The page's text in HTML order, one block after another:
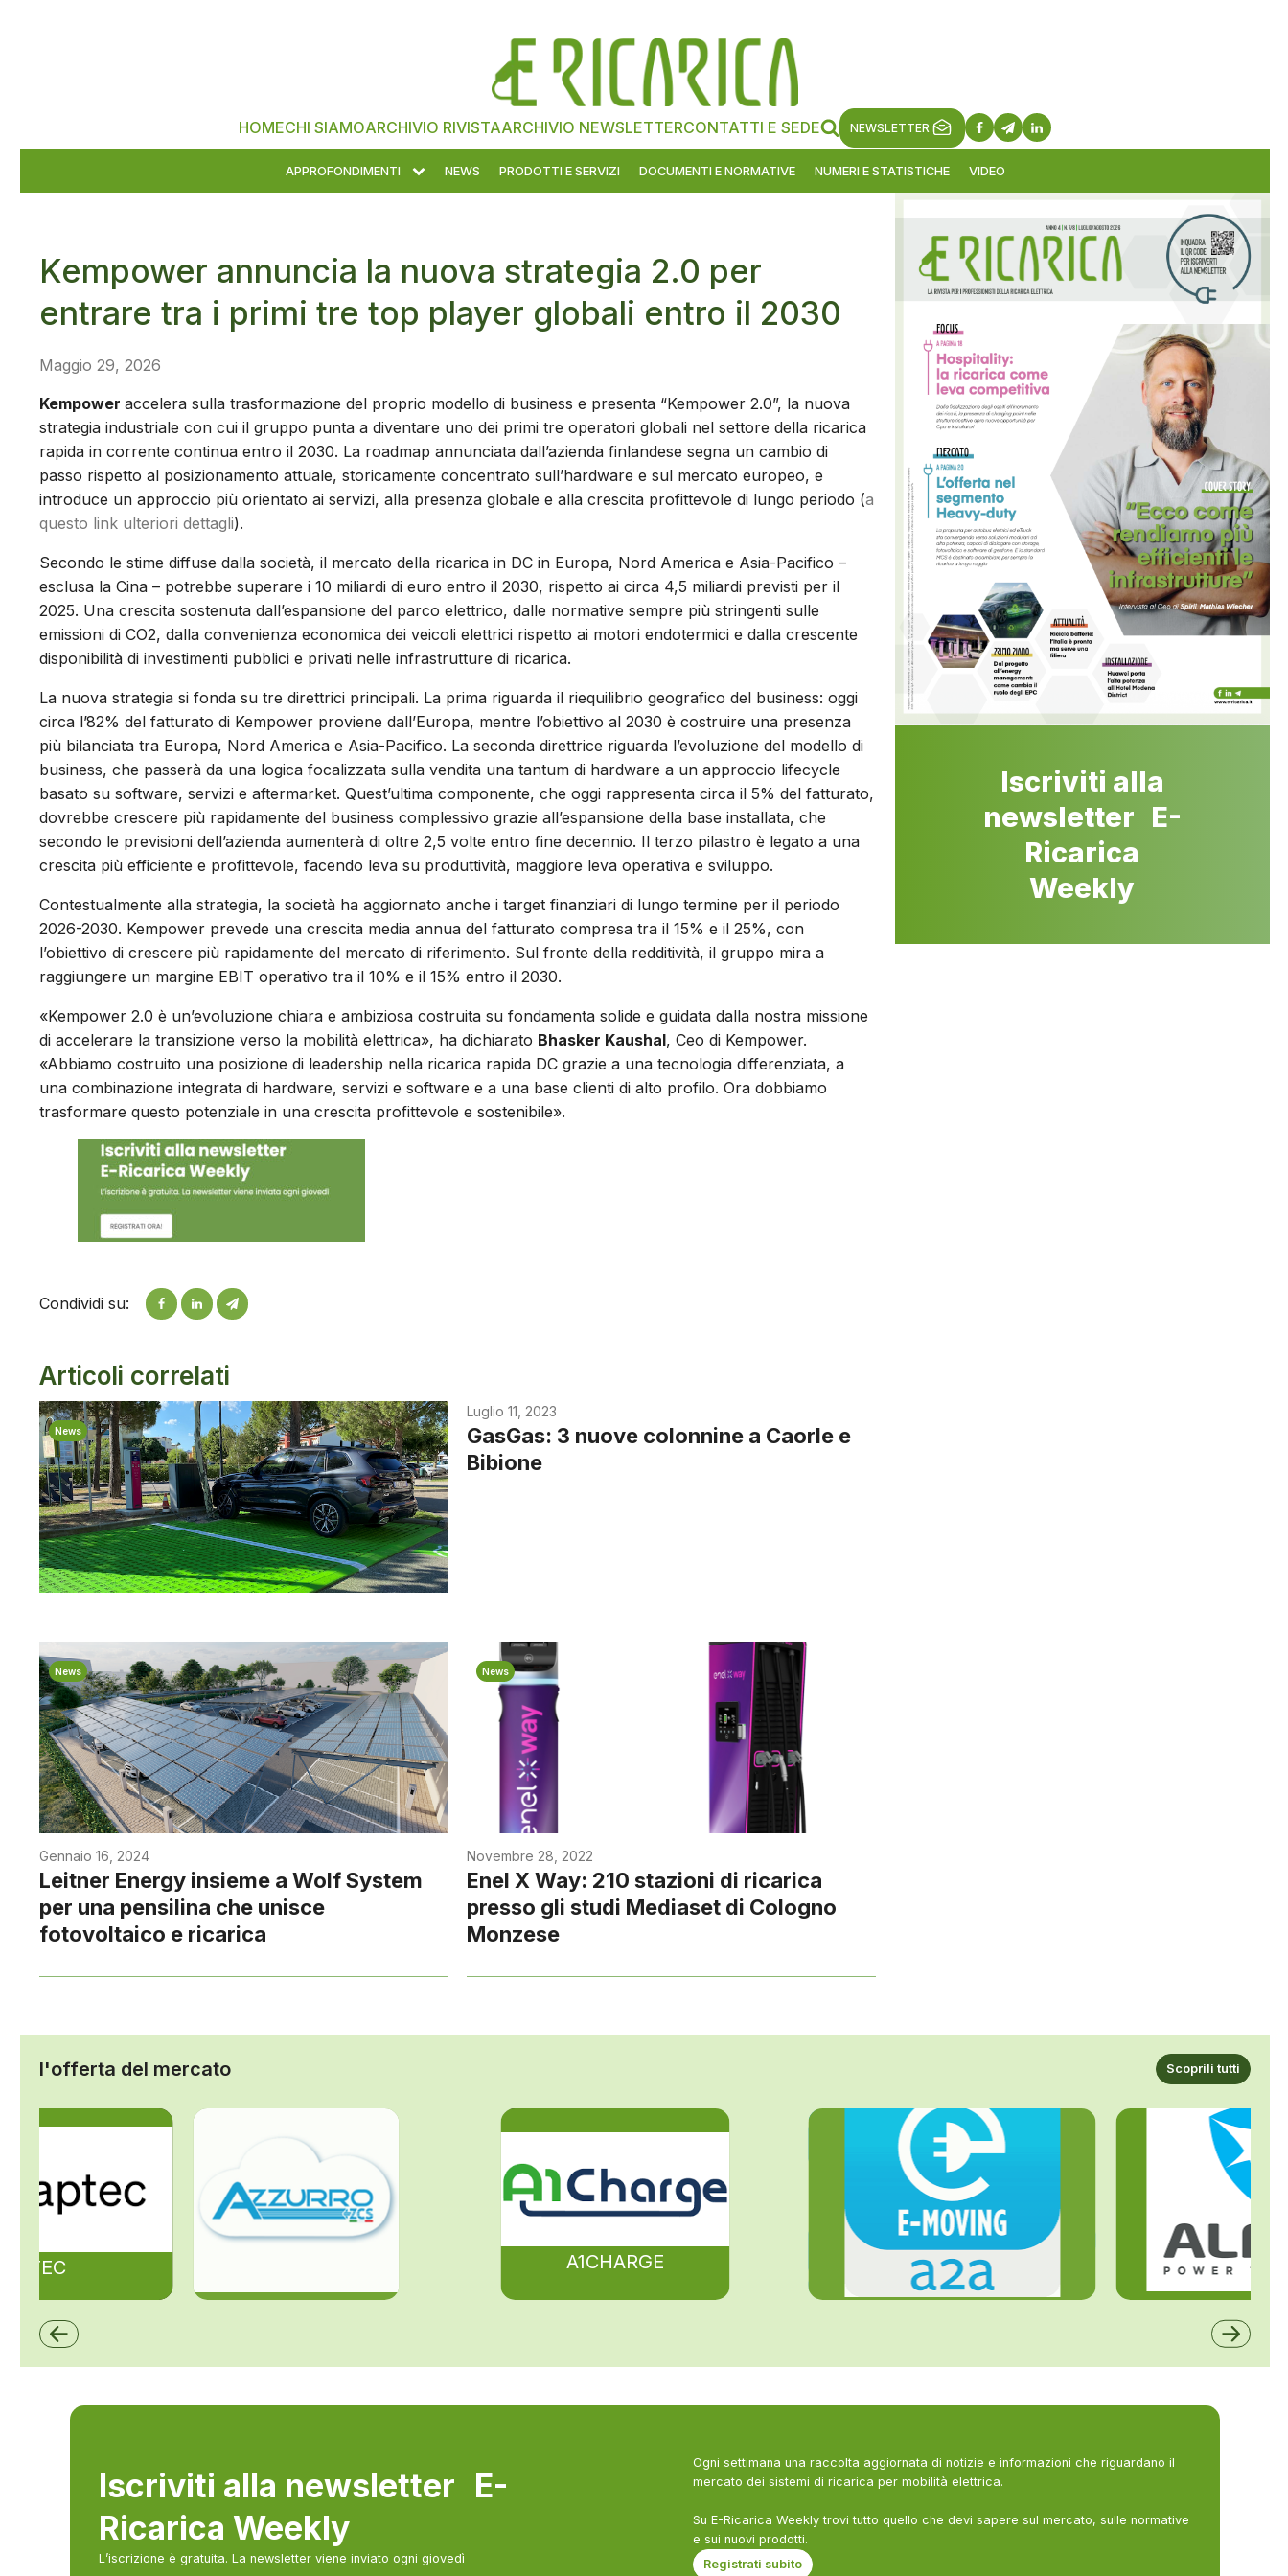
HOMECHI SIAMOARCHIVIO RIVISTAARCHIVIO NEWSLETTERCONTATTI E SEDE NEWSLETTER
APPROFONDIMENTI NEWS PRODOTTI E SERVIZI DOCUMENTI E NORMATIVE NUMERI E STATISTICHE VIDEO
Kempower annuncia la nuova strategia 2.0 per
entrare tra i primi tre top player globali entro il 2030
Maggio 29, 2026
Kempower accelera sulla trasformazione del proprio modello di business e presenta “Kempower 2.0”, la nuova
strategia industriale con cui il gruppo punta a diventare uno dei primi tre operatori globali nel settore della ricarica
rapida in corrente continua entro il 2030. La roadmap annunciata dall’azienda finlandese segna un cambio di
passo rispetto al posizionamento attuale, storicamente concentrato sull’hardware e sul mercato europeo, e
introduce un approccio più orientato ai servizi, alla presenza globale e alla crescita profittevole di lungo periodo (a
questo link ulteriori dettagli).
Secondo le stime diffuse dalla società, il mercato della ricarica in DC in Europa, Nord America e Asia-Pacifico –
esclusa la Cina – potrebbe superare i 10 miliardi di euro entro il 2030, rispetto ai circa 4,5 miliardi previsti per il
2025. Una crescita sostenuta dall’espansione del parco elettrico, dalle normative sempre più stringenti sulle
emissioni di CO2, dalla convenienza economica dei veicoli elettrici rispetto ai motori endotermici e dalla crescente
disponibilità di investimenti pubblici e privati nelle infrastrutture di ricarica.
La nuova strategia si fonda su tre direttrici principali. La prima riguarda il riequilibrio geografico del business: oggi
circa l’82% del fatturato di Kempower proviene dall’Europa, mentre l’obiettivo al 2030 è costruire una presenza
più bilanciata tra Europa, Nord America e Asia-Pacifico. La seconda direttrice riguarda l’evoluzione del modello di
business, che passerà da una logica focalizzata sulla vendita una tantum di hardware a un approccio lifecycle
basato su software, servizi e aftermarket. Quest’ultima componente, che oggi rappresenta circa il 5% del fatturato,
dovrebbe crescere più rapidamente del business complessivo grazie all’espansione della base installata, che
secondo le previsioni dell’azienda aumenterà di oltre 2,5 volte entro fine decennio. Il terzo pilastro è legato a una
crescita più efficiente e profittevole, facendo leva su produttività, maggiore leva operativa e sviluppo.
Contestualmente alla strategia, la società ha aggiornato anche i target finanziari di lungo termine per il periodo
2026-2030. Kempower prevede una crescita media annua del fatturato compresa tra il 15% e il 25%, con
l’obiettivo di crescere più rapidamente del mercato di riferimento. Sul fronte della redditività, il gruppo mira a
raggiungere un margine EBIT operativo tra il 10% e il 15% entro il 2030.
«Kempower 2.0 è un’evoluzione chiara e ambiziosa costruita su fondamenta solide e guidata dalla nostra missione
di accelerare la transizione verso la mobilità elettrica», ha dichiarato Bhasker Kaushal, Ceo di Kempower.
«Abbiamo costruito una posizione di leadership nella ricarica rapida DC grazie a una tecnologia differenziata, a
una combinazione integrata di hardware, servizi e software e a una base clienti di alto profilo. Ora dobbiamo
trasformare questo potenziale in una crescita profittevole e sostenibile».
Condividi su:
Articoli correlati
News
Luglio 11, 2023
GasGas: 3 nuove colonnine a Caorle e
Bibione
News
Gennaio 16, 2024
Leitner Energy insieme a Wolf System
per una pensilina che unisce
fotovoltaico e ricarica
News
Novembre 28, 2022
Enel X Way: 210 stazioni di ricarica
presso gli studi Mediaset di Cologno
Monzese
Iscriviti alla
newsletter E-
Ricarica
Weekly
l'offerta del mercato Scoprili tutti
A1CHARGE
ZCS Azzurro
Iscriviti alla newsletter E-
Ricarica Weekly
L’iscrizione è gratuita. La newsletter viene inviato ogni giovedì
Ogni settimana una raccolta aggiornata di notizie e informazioni che riguardano il
mercato dei sistemi di ricarica per mobilità elettrica.
Su E-Ricarica Weekly trovi tutto quello che devi sapere sul mercato, sulle normative
e sui nuovi prodotti.
Registrati subito